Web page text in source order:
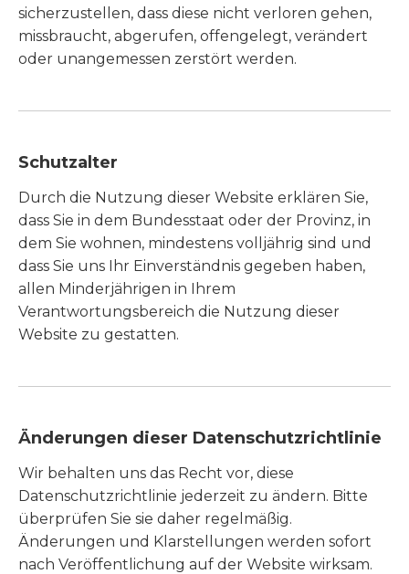
sicherzustellen, dass diese nicht verloren gehen,
missbraucht, abgerufen, offengelegt, verändert
oder unangemessen zerstört werden.
Schutzalter
Durch die Nutzung dieser Website erklären Sie,
dass Sie in dem Bundesstaat oder der Provinz, in
dem Sie wohnen, mindestens volljährig sind und
dass Sie uns Ihr Einverständnis gegeben haben,
allen Minderjährigen in Ihrem
Verantwortungsbereich die Nutzung dieser
Website zu gestatten.
Änderungen dieser Datenschutzrichtlinie
Wir behalten uns das Recht vor, diese
Datenschutzrichtlinie jederzeit zu ändern. Bitte
überprüfen Sie sie daher regelmäßig.
Änderungen und Klarstellungen werden sofort
nach Veröffentlichung auf der Website wirksam.